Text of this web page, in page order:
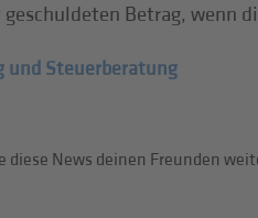
Betrag, wenn
und Steuerberatung
diese News deinen Freunden